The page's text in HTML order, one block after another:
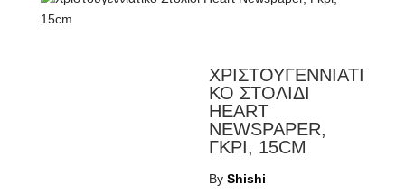
ΧΡΙΣΤΟΥΓΕΝΝΙΑΤΙ
ΚΟ ΣΤΟΛΙΔΙ
HEART
NEWSPAPER,
ΓΚΡΙ, 15CM
ByShishi